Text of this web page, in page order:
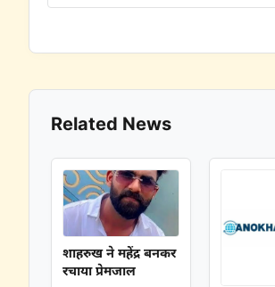
Related News
शाहरुख ने महेंद्र बनकर
रचाया प्रेमजाल